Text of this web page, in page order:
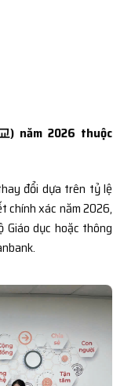
) năm 2026 thuộc
đổi dựa trên tỷ lệ
chính xác năm 2026,
dục hoặc thông